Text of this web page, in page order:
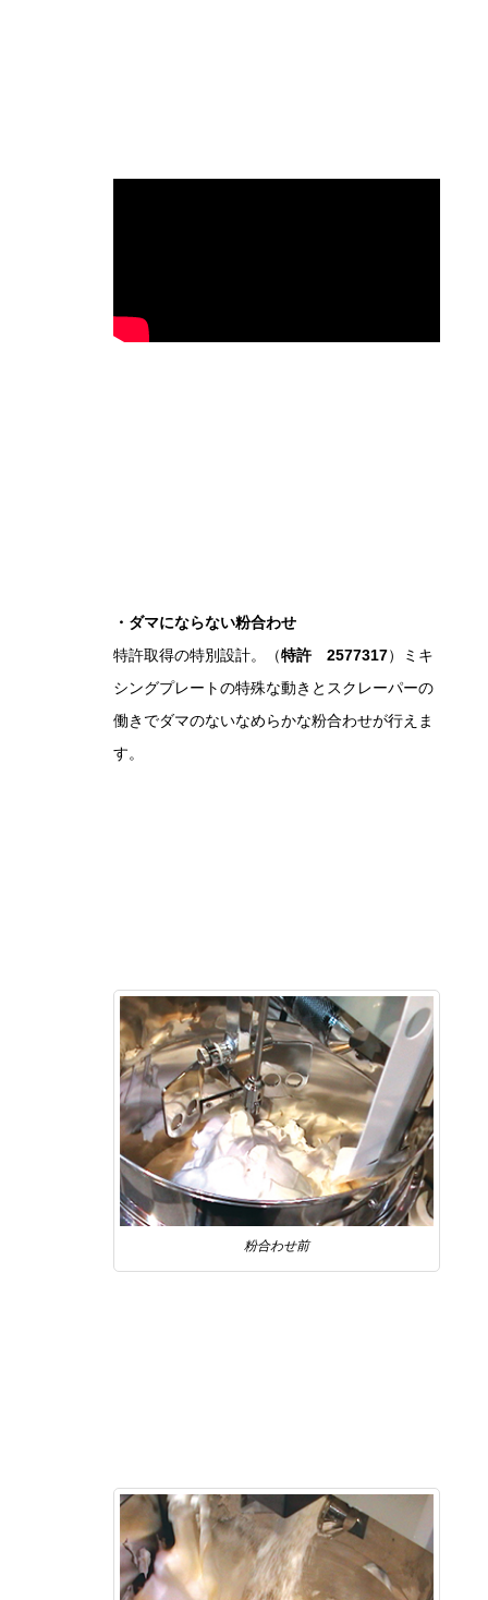
・ダマにならない粉合わせ
特許取得の特別設計。（特許 2577317）ミキ
シングプレートの特殊な動きとスクレーパーの
働きでダマのないなめらかな粉合わせが行えま
す。
粉合わせ前